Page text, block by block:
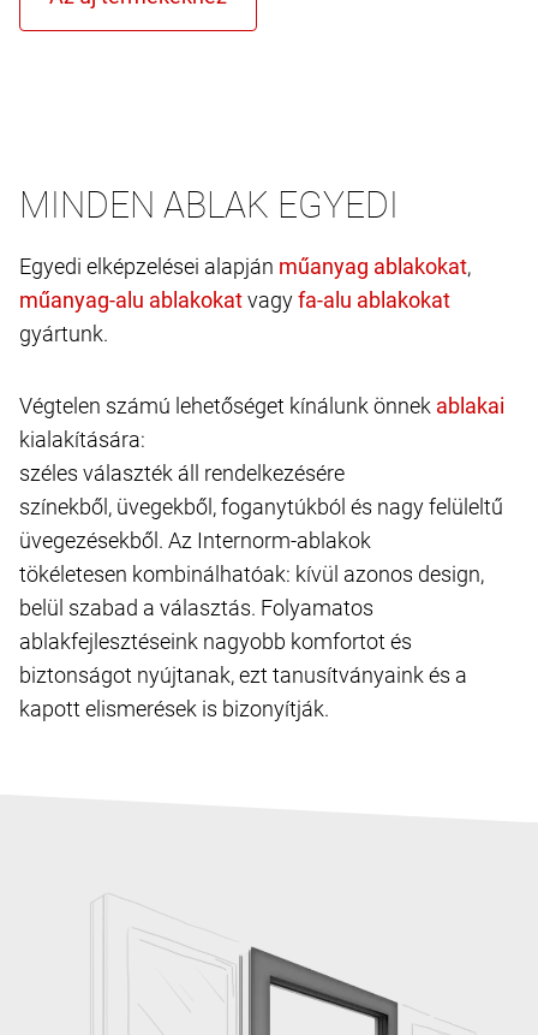
MINDEN ABLAK EGYEDI
Egyedi elképzelései alapján
,
vagy
gyártunk.
Végtelen számú lehetőséget kínálunk önnek
kialakítására:
széles választék áll rendelkezésére
színekből, üvegekből, foganytúkból és nagy felüleltű
üvegezésekből. Az Internorm-ablakok
tökéletesen kombinálhatóak: kívül azonos design,
belül szabad a választás. Folyamatos
ablakfejlesztéseink nagyobb komfortot és
biztonságot nyújtanak, ezt tanusítványaink és a
kapott elismerések is bizonyítják.